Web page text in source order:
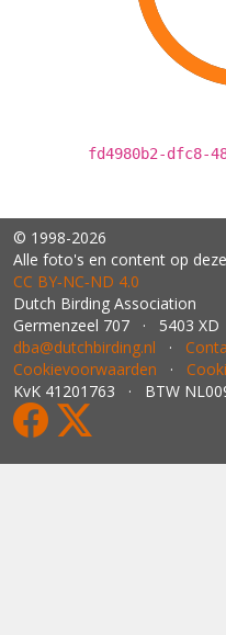
fd4980b2-dfc8-
© 1998-2026
Alle foto's en content op
CC BY‑NC‑ND 4.0
Dutch Birding Association
Germenzeel 707 · 5403 XD
dba@dutchbirding.nl ·
Cookievoorwaarden ·
KvK 41201763 · BTW